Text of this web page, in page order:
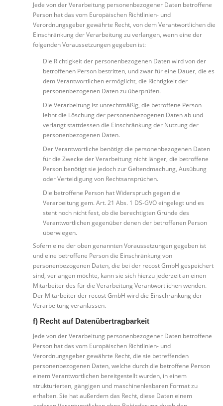
Jede von der Verarbeitung personenbezogener Daten betroffene
Person hat das vom Europäischen Richtlinien- und
Verordnungsgeber gewährte Recht, von dem Verantwortlichen die
Einschränkung der Verarbeitung zu verlangen, wenn eine der
folgenden Voraussetzungen gegeben ist:
Die Richtigkeit der personenbezogenen Daten wird von der
betroffenen Person bestritten, und zwar für eine Dauer, die es
dem Verantwortlichen ermöglicht, die Richtigkeit der
personenbezogenen Daten zu überprüfen.
Die Verarbeitung ist unrechtmäßig, die betroffene Person
lehnt die Löschung der personenbezogenen Daten ab und
verlangt stattdessen die Einschränkung der Nutzung der
personenbezogenen Daten.
Der Verantwortliche benötigt die personenbezogenen Daten
für die Zwecke der Verarbeitung nicht länger, die betroffene
Person benötigt sie jedoch zur Geltendmachung, Ausübung
oder Verteidigung von Rechtsansprüchen.
Die betroffene Person hat Widerspruch gegen die
Verarbeitung gem. Art. 21 Abs. 1 DS-GVO eingelegt und es
steht noch nicht fest, ob die berechtigten Gründe des
Verantwortlichen gegenüber denen der betroffenen Person
überwiegen.
Sofern eine der oben genannten Voraussetzungen gegeben ist
und eine betroffene Person die Einschränkung von
personenbezogenen Daten, die bei der recost GmbH gespeichert
sind, verlangen möchte, kann sie sich hierzu jederzeit an einen
Mitarbeiter des für die Verarbeitung Verantwortlichen wenden.
Der Mitarbeiter der recost GmbH wird die Einschränkung der
Verarbeitung veranlassen.
f) Recht auf Datenübertragbarkeit
Jede von der Verarbeitung personenbezogener Daten betroffene
Person hat das vom Europäischen Richtlinien- und
Verordnungsgeber gewährte Recht, die sie betreffenden
personenbezogenen Daten, welche durch die betroffene Person
einem Verantwortlichen bereitgestellt wurden, in einem
strukturierten, gängigen und maschinenlesbaren Format zu
erhalten. Sie hat außerdem das Recht, diese Daten einem